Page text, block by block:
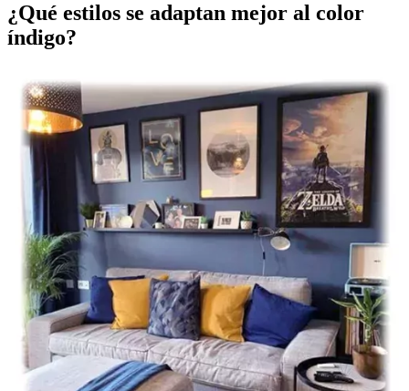
¿Qué estilos se adaptan mejor al color
índigo?